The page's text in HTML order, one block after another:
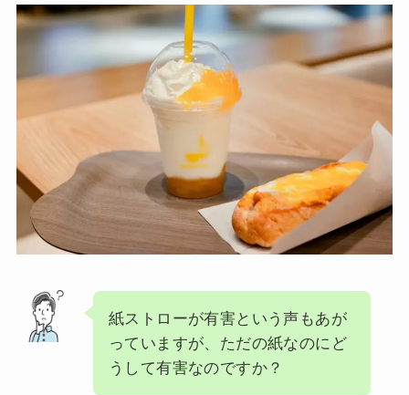
紙ストローが有害という声もあが
っていますが、ただの紙なのにど
うして有害なのですか？